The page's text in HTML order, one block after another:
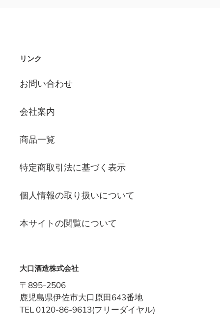
リンク
お問い合わせ
会社案内
商品一覧
特定商取引法に基づく表示
個人情報の取り扱いについて
本サイトの閲覧について
大口酒造株式会社
〒895-2506
鹿児島県伊佐市大口原田643番地
TEL 0120-86-9613(フリーダイヤル)